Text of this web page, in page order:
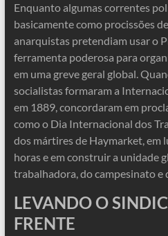
Enquanto algumas correntes
basicamente como procissões
anarquistas pretendiam usar o
ferramenta poderosa para
em uma greve geral global.
socialistas formaram a
em 1889, concordaram em
como o Dia Internacional dos
dos mártires de Haymarket, em
horas e em construir a unidade
trabalhadora, do campesinato e
LEVANDO O
FRENTE